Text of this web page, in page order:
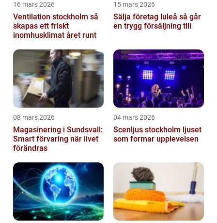
16 mars 2026
Ventilation stockholm så
skapas ett friskt
inomhusklimat året runt
15 mars 2026
Sälja företag luleå så går
en trygg försäljning till
08 mars 2026
Magasinering i Sundsvall:
Smart förvaring när livet
förändras
04 mars 2026
Scenljus stockholm ljuset
som formar upplevelsen